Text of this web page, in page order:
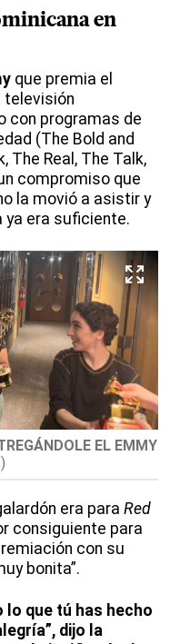
en
que premia el
televisión
con programas de
(The Bold and
The Real, The Talk,
compromiso que
la movió a asistir y
ya era suficiente.
EL EMMY
)
era para Red
consiguiente para
con su
bonita”.
lo que tú has hecho
dijo la